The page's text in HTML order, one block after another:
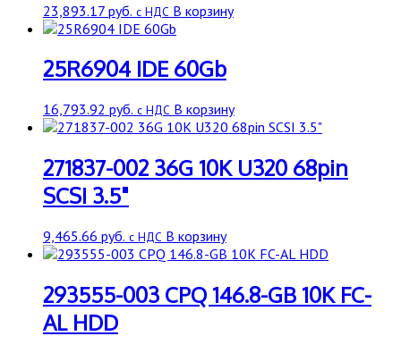
23,893.17 руб. с НДС В корзину
25R6904 IDE 60Gb
16,793.92 руб. с НДС В корзину
271837-002 36G 10K U320 68pin
SCSI 3.5"
9,465.66 руб. с НДС В корзину
293555-003 CPQ 146.8-GB 10K FC-
AL HDD